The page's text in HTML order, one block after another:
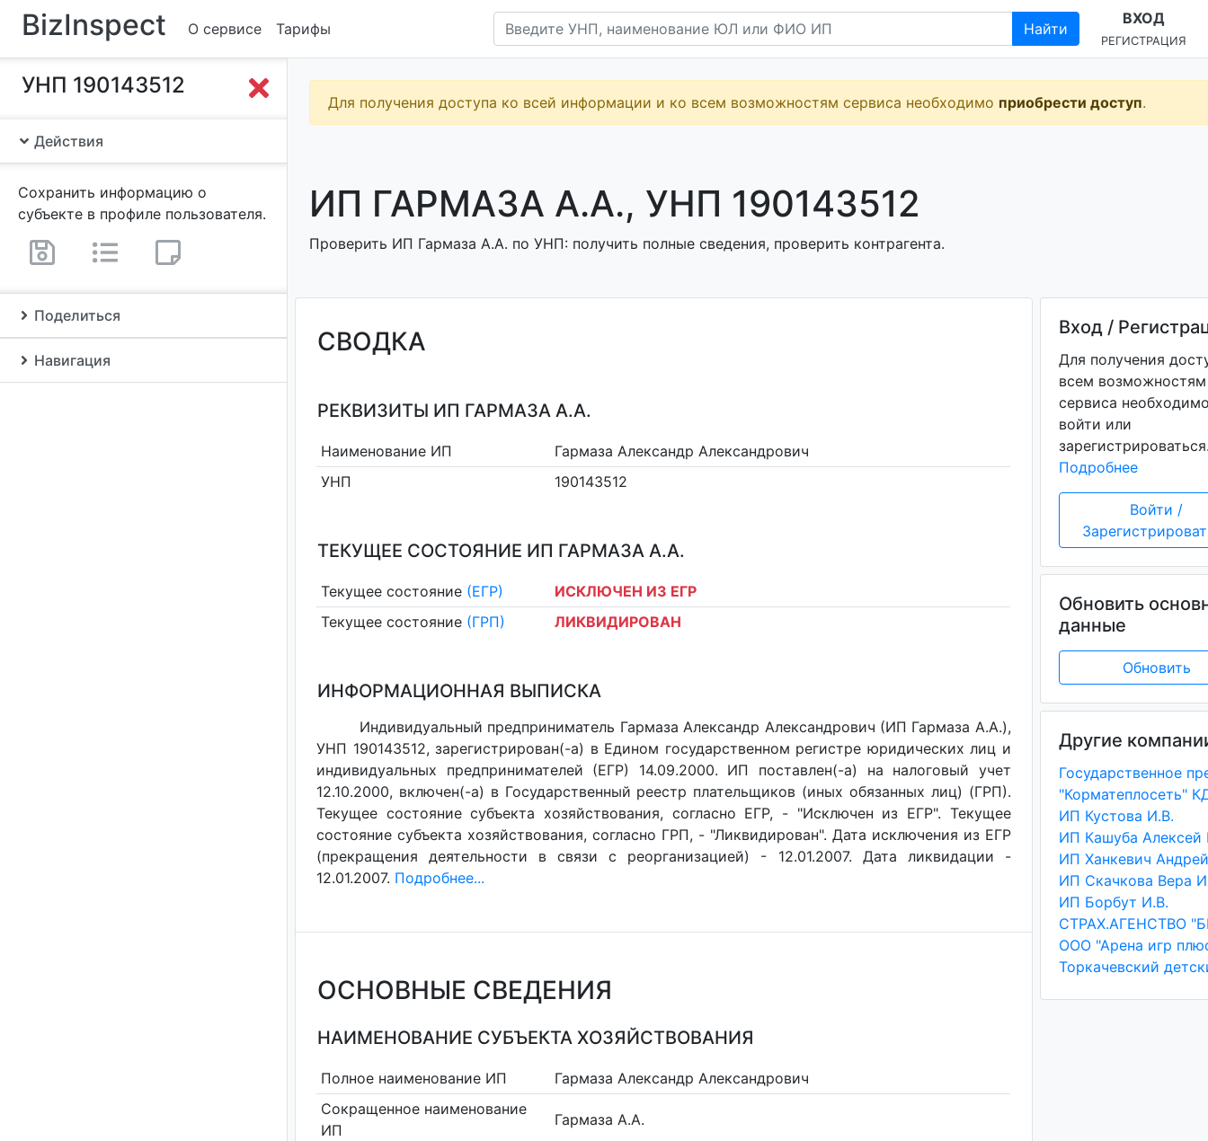
BizInspect О сервисе Тарифы Найти
ВХОД
РЕГИСТРАЦИЯ
УНП 190143512
Действия
Сохранить информацию о
субъекте в профиле пользователя.
Поделиться
Навигация
Для получения доступа ко всей информации и ко всем возможностям сервиса необходимо приобрести доступ.
ИП ГАРМАЗА А.А., УНП 190143512
Проверить ИП Гармаза А.А. по УНП: получить полные сведения, проверить контрагента.
СВОДКА
РЕКВИЗИТЫ ИП ГАРМАЗА А.А.
Наименование ИП
Гармаза Александр Александрович
УНП
190143512
ТЕКУЩЕЕ СОСТОЯНИЕ ИП ГАРМАЗА А.А.
Текущее состояние (ЕГР)
ИСКЛЮЧЕН ИЗ ЕГР
Текущее состояние (ГРП) ЛИКВИДИРОВАН
ИНФОРМАЦИОННАЯ ВЫПИСКА
Индивидуальный предприниматель Гармаза Александр Александрович (ИП Гармаза А.А.),
УНП 190143512, зарегистрирован(-а) в Едином государственном регистре юридических лиц и
индивидуальных предпринимателей (ЕГР) 14.09.2000. ИП поставлен(-a) на налоговый учет
12.10.2000, включен(-a) в Государственный реестр плательщиков (иных обязанных лиц) (ГРП).
Текущее состояние субъекта хозяйствования, согласно ЕГР, - "Исключен из ЕГР". Текущее
состояние субъекта хозяйствования, согласно ГРП, - "Ликвидирован". Дата исключения из ЕГР
(прекращения деятельности в связи с реорганизацией) - 12.01.2007. Дата ликвидации -
12.01.2007. Подробнее...
ОСНОВНЫЕ СВЕДЕНИЯ
НАИМЕНОВАНИЕ СУБЪЕКТА ХОЗЯЙСТВОВАНИЯ
Полное наименование ИП
Гармаза Александр Александрович
Сокращенное наименование
ИП
Гармаза А.А.
Вход /
Для получения
всем возможностям
сервиса
войти или
Подробнее
Войти /
Обновить
данные
Обновить
Другие
"Корматеплосеть"
ИП Кустова И.В.
ИП Борбут И.В.
ООО "Арена игр
Торкачевский